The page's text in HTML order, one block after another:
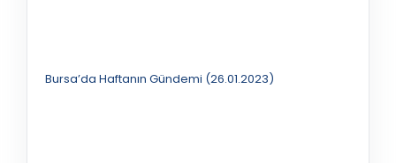
Bursa’da Haftanın Gündemi (26.01.2023)